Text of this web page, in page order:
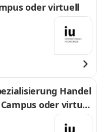
oder virtuell
Handel
oder virtuel